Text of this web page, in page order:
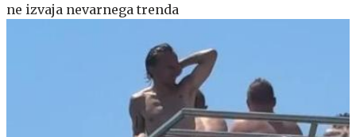
ne izvaja nevarnega trenda